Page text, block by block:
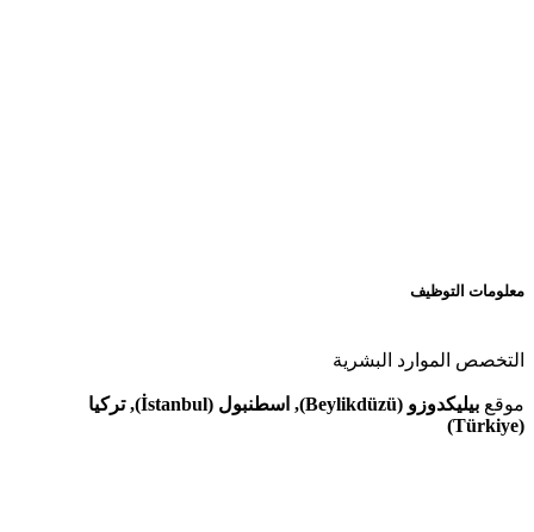
معلومات التوظيف
التخصص الموارد البشرية
موقع
بيليكدوزو (Beylikdüzü), اسطنبول (İstanbul), تركيا
(Türkiye)